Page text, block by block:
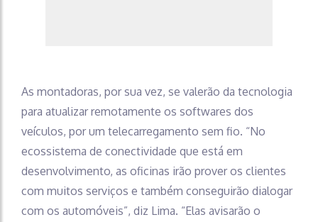
As montadoras, por sua vez, se valerão da tecnologia
para atualizar remotamente os softwares dos
veículos, por um telecarregamento sem fio. “No
ecossistema de conectividade que está em
desenvolvimento, as oficinas irão prover os clientes
com muitos serviços e também conseguirão dialogar
com os automóveis”, diz Lima. “Elas avisarão o